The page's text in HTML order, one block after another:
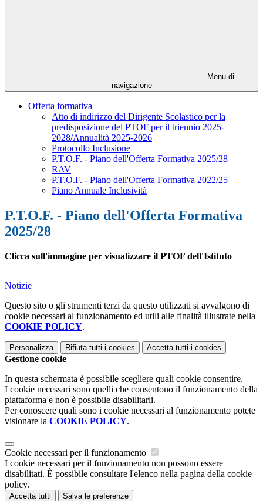
Menu di
navigazione
Offerta formativa
Atto di indirizzo del Dirigente Scolastico per la
predisposizione del PTOF per il triennio 2025-
2028/Annualità 2025-2026
Protocollo Inclusione
P.T.O.F. - Piano dell'Offerta Formativa 2025/28
RAV
P.T.O.F. - Piano dell'Offerta Formativa 2022/25
Piano Annuale Inclusività
P.T.O.F. - Piano dell'Offerta Formativa
2025/28
Clicca sull'immagine per visualizzare il PTOF dell'Istituto
Notizie
Questo sito o gli strumenti terzi da questo utilizzati si avvalgono di
cookie necessari al funzionamento ed utili alle finalità illustrate nella
COOKIE POLICY.
Personalizza Rifiuta tutti i cookies Accetta tutti i cookies
Gestione cookie
In questa schermata è possibile scegliere quali cookie consentire.
I cookie necessari sono quelli che consentono il funzionamento della
piattaforma e non è possibile disabilitarli.
Per conoscere quali sono i cookie necessari al funzionamento potete
visionare la COOKIE POLICY.
Cookie necessari per il funzionamento
I cookie necessari per il funzionamento non possono essere
disabilitati. È possibile consultare l'elenco nella pagina della cookie
policy.
Accetta tutti Salva le preferenze